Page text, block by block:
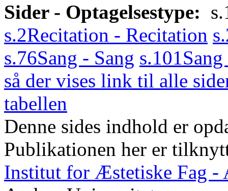
Sider - Optagelsestype:
s.2Recitation - Recitation
s.76Sang - Sang s.101
så der vises link til alle
tabellen
Denne sides indhold er
Publikationen her er
Institut for Æstetiske Fag -